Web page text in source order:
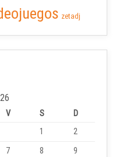
zetadj
V S
D
1
2
7 8
9